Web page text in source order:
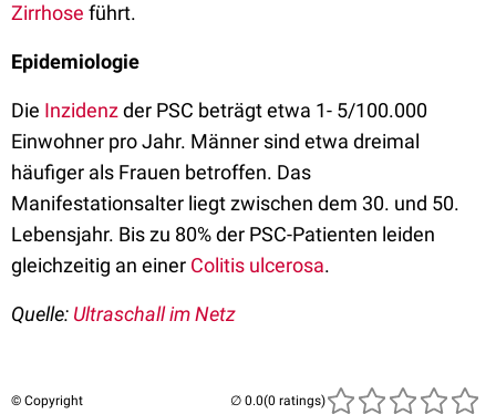
Zirrhose führt.
Epidemiologie
Die Inzidenzder PSC beträgt etwa 1- 5/100.000
Einwohner pro Jahr. Männer sind etwa dreimal
häufiger als Frauen betroffen. Das
Manifestationsalter liegt zwischen dem 30. und 50.
Lebensjahr. Bis zu 80% der PSC-Patienten leiden
gleichzeitig an einer Colitis ulcerosa.
Quelle: Ultraschall im Netz
© Copyright (0 ratings)